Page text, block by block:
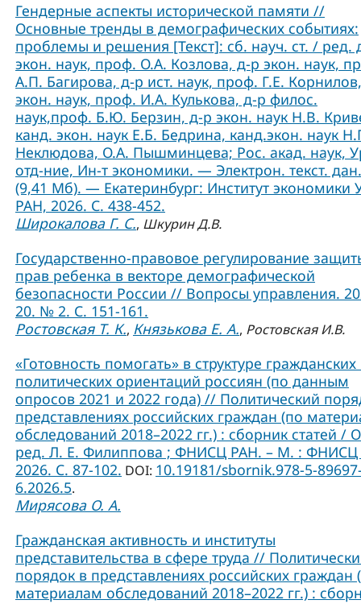
Гендерные аспекты исторической памяти //
Основные тренды в демографических событиях:
проблемы и решения [Текст]: сб. науч. ст. / ред.
экон. наук, проф. О.А. Козлова, д-р экон. наук,
А.П. Багирова, д-р ист. наук, проф. Г.Е.
экон. наук, проф. И.А. Кулькова, д-р филос.
наук,проф. Б.Ю. Берзин, д-р экон. наук Н.В.
канд. экон. наук Е.Б. Бедрина, канд.экон. наук
Неклюдова, О.А. Пышминцева; Рос. акад. наук,
отд-ние, Ин-т экономики. — Электрон. текст. дан.
(9,41 Мб). — Екатеринбург: Институт экономики
РАН, 2026. С. 438-452.
Широкалова Г. С., Шкурин Д.В.
Государственно-правовое регулирование
прав ребенка в векторе демографической
безопасности России // Вопросы управления.
20. № 2. С. 151-161.
Ростовская Т. К., Князькова Е. А., Ростовская И.В.
«Готовность помогать» в структуре гражданских
политических ориентаций россиян (по данным
опросов 2021 и 2022 года) // Политический
представлениях российских граждан (по
обследований 2018–2022 гг.) : сборник статей /
ред. Л. Е. Филиппова ; ФНИСЦ РАН. – М. : ФНИСЦ
2026. C. 87-102. DOI: 10.19181/sbornik.978-5-
6.2026.5.
Мирясова О. А.
Гражданская активность и институты
представительства в сфере труда //
порядок в представлениях российских граждан
материалам обследований 2018–2022 гг.) :